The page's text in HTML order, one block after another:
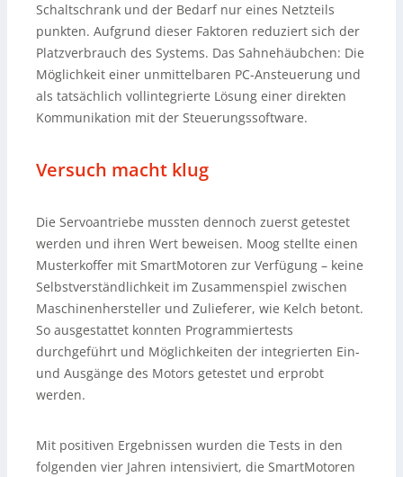
Schaltschrank und der Bedarf nur eines Netzteils
punkten. Aufgrund dieser Faktoren reduziert sich der
Platzverbrauch des Systems. Das Sahnehäubchen: Die
Möglichkeit einer unmittelbaren PC-Ansteuerung und
als tatsächlich vollintegrierte Lösung einer direkten
Kommunikation mit der Steuerungssoftware.
Versuch macht klug
Die Servoantriebe mussten dennoch zuerst getestet
werden und ihren Wert beweisen. Moog stellte einen
Musterkoffer mit SmartMotoren zur Verfügung – keine
Selbstverständlichkeit im Zusammenspiel zwischen
Maschinenhersteller und Zulieferer, wie Kelch betont.
So ausgestattet konnten Programmiertests
durchgeführt und Möglichkeiten der integrierten Ein-
und Ausgänge des Motors getestet und erprobt
werden.
Mit positiven Ergebnissen wurden die Tests in den
folgenden vier Jahren intensiviert, die SmartMotoren